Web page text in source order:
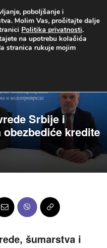
Srbije i
kredite
šumarstva i
poboljšanje i
Molim Vas, pročitajte dalje
Politika privatnosti.
na upotrebu kolačića
stranica rukuje mojim